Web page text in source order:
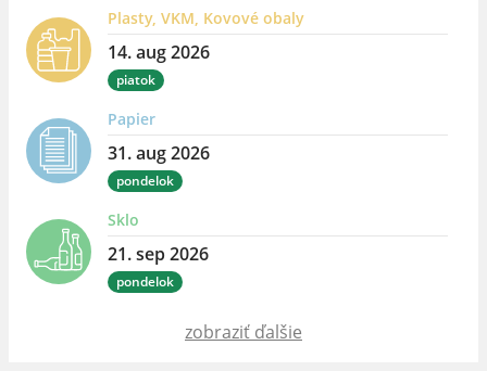
Plasty, VKM, Kovové obaly
14. aug 2026
piatok
Papier
31. aug 2026
pondelok
Sklo
21. sep 2026
pondelok
zobraziť ďalšie